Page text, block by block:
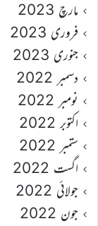
مارچ 2023
فروری 2023
جنوری 2023
دسمبر 2022
نومبر 2022
اکتوبر 2022
ستمبر 2022
اگست 2022
جولائی 2022
جون 2022